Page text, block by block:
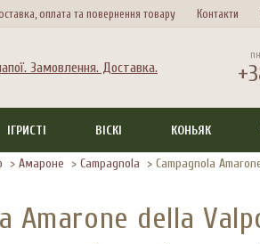
оплата та повернення товару Контакти
ІГРИСТІ ВІСКІ КОНЬЯК
> Амароне > Campagnola > Campagnola
Amarone della